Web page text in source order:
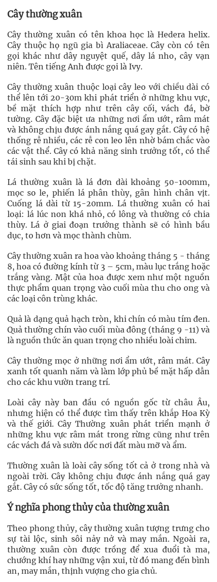
Cây thường xuân
Cây thường xuân có tên khoa học là Hedera helix.
Cây thuộc họ ngũ gia bì Araliaceae. Cây còn có tên
gọi khác như dây nguyệt quế, dây lá nho, cây vạn
niên. Tên tiếng Anh được gọi là Ivy.
Cây thường xuân thuộc loại cây leo với chiều dài có
thể lên tới 20-30m khi phát triển ở những khu vực,
bề mặt thích hợp như trên cây cối, vách đá, bờ
tường. Cây đặc biệt ưa những nơi ẩm ướt, râm mát
và không chịu được ánh nắng quá gay gắt. Cây có hệ
thống rễ nhiều, các rễ con leo lên nhờ bám chắc vào
các vật thể. Cây có khả năng sinh trưởng tốt, có thể
tái sinh sau khi bị chặt.
Lá thường xuân là lá đơn dài khoảng 50-100mm,
mọc so le, phiến lá phân thùy, gân hình chân vịt.
Cuống lá dài từ 15-20mm. Lá thường xuân có hai
loại: lá lúc non khá nhỏ, có lông và thường có chia
thùy. Lá ở giai đoạn trưởng thành sẽ có hình bầu
dục, to hơn và mọc thành chùm.
Cây thường xuân ra hoa vào khoảng tháng 5 - tháng
8, hoa có đường kính từ 3 – 5cm, màu lục trắng hoặc
trắng vàng. Mật của hoa được xem như một nguồn
thực phẩm quan trọng vào cuối mùa thu cho ong và
các loại côn trùng khác.
Quả là dạng quả hạch tròn, khi chín có màu tím đen.
Quả thường chín vào cuối mùa đông (tháng 9 -11) và
là nguồn thức ăn quan trọng cho nhiều loài chim.
Cây thường mọc ở những nơi ẩm ướt, râm mát. Cây
xanh tốt quanh năm và làm lớp phủ bề mặt hấp dẫn
cho các khu vườn trang trí.
Loài cây này ban đầu có nguồn gốc từ châu Âu,
nhưng hiện có thể được tìm thấy trên khắp Hoa Kỳ
và thế giới. Cây Thường xuân phát triển mạnh ở
những khu vực râm mát trong rừng cũng như trên
các vách đá và sườn dốc nơi đất màu mỡ và ẩm.
Thường xuân là loài cây sống tốt cả ở trong nhà và
ngoài trời. Cây không chịu được ánh nắng quá gay
gắt. Cây có sức sống tốt, tốc độ tăng trưởng nhanh.
Ý nghĩa phong thủy của thường xuân
Theo phong thủy, cây thường xuân tượng trưng cho
sự tài lộc, sinh sôi nảy nở và may mắn. Ngoài ra,
thường xuân còn được trồng để xua đuổi tà ma,
chướng khí hay những vận xui, từ đó mang đến bình
an, may mắn, thịnh vượng cho gia chủ.